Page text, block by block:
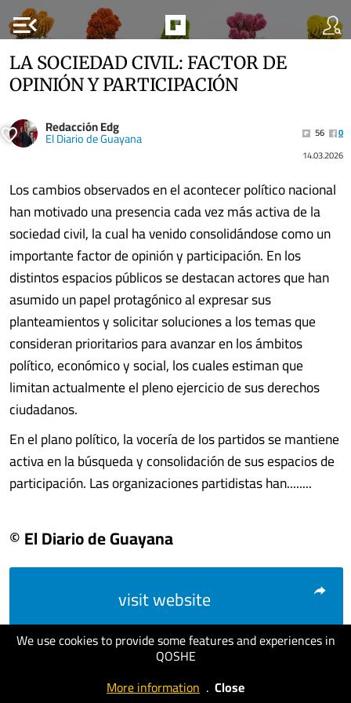
menu_open
We use cookies to provide some features and experiences in
QOSHE
More information . Close
LA SOCIEDAD CIVIL: FACTOR DE
OPINIÓN Y PARTICIPACIÓN
Redacción Edg
El Diario de Guayana 56
0
14.03.2026
Los cambios observados en el acontecer político nacional
han motivado una presencia cada vez más activa de la
sociedad civil, la cual ha venido consolidándose como un
importante factor de opinión y participación. En los
distintos espacios públicos se destacan actores que han
asumido un papel protagónico al expresar sus
planteamientos y solicitar soluciones a los temas que
consideran prioritarios para avanzar en los ámbitos
político, económico y social, los cuales estiman que
limitan actualmente el pleno ejercicio de sus derechos
ciudadanos.
En el plano político, la vocería de los partidos se mantiene
activa en la búsqueda y consolidación de sus espacios de
participación. Las organizaciones partidistas han........
© El Diario de Guayana
visit website